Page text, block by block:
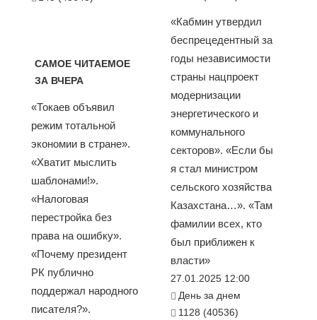
САМОЕ ЧИТАЕМОЕ
ЗА ВЧЕРА
«Токаев объявил
режим тотальной
экономии в стране».
«Хватит мыслить
шаблонами!».
«Налоговая
перестройка без
права на ошибку».
«Почему президент
РК публично
поддержал народного
писателя?».
«Кабмин утвердил
беспрецедентный за
годы независимости
страны нацпроект
модернизации
энергетического и
коммунального
секторов». «Если бы
я стал министром
сельского хозяйства
Казахстана…». «Там
фамилии всех, кто
был приближен к
власти»
27.01.2025 12:00
День за днем
1128 (40536)